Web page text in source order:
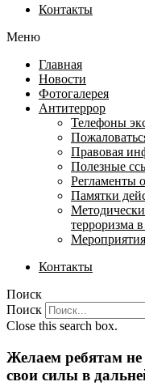
Контакты
Меню
Главная
Новости
Фотогалерея
Антитеррор
Телефоны
Правовая
Полезные
Регламенты
Памятки
терроризма
Контакты
Поиск
Поиск
Close this search box.
Желаем ребятам не
свои силы в